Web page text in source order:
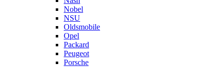
Nobel
NSU
Oldsmobile
Opel
Packard
Peugeot
Porsche